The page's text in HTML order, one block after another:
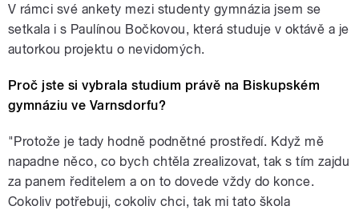
V rámci své ankety mezi studenty gymnázia jsem se
setkala i s Paulínou Bočkovou, která studuje v oktávě a je
autorkou projektu o nevidomých.
Proč jste si vybrala studium právě na Biskupském
gymnáziu ve Varnsdorfu?
"Protože je tady hodně podnětné prostředí. Když mě
napadne něco, co bych chtěla zrealizovat, tak s tím zajdu
za panem ředitelem a on to dovede vždy do konce.
Cokoliv potřebuji, cokoliv chci, tak mi tato škola